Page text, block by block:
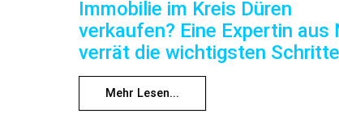
Immobilie im Kreis Düren
verkaufen? Eine Expertin aus
verrät die wichtigsten Schritte
Mehr Lesen...